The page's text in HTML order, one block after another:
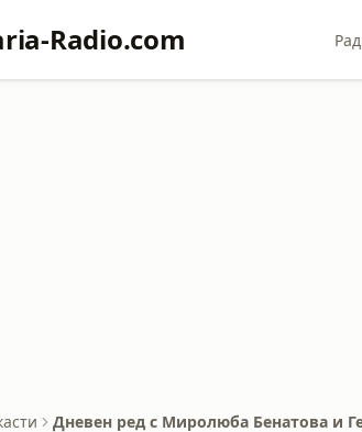
Radio.com
Дневен ред с Миролюба Бенатова и